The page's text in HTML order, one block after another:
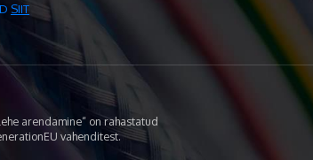
SIIT
arendamine“ on rahastatud
vahenditest.